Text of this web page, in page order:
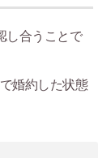
し合うことで
婚約した状態